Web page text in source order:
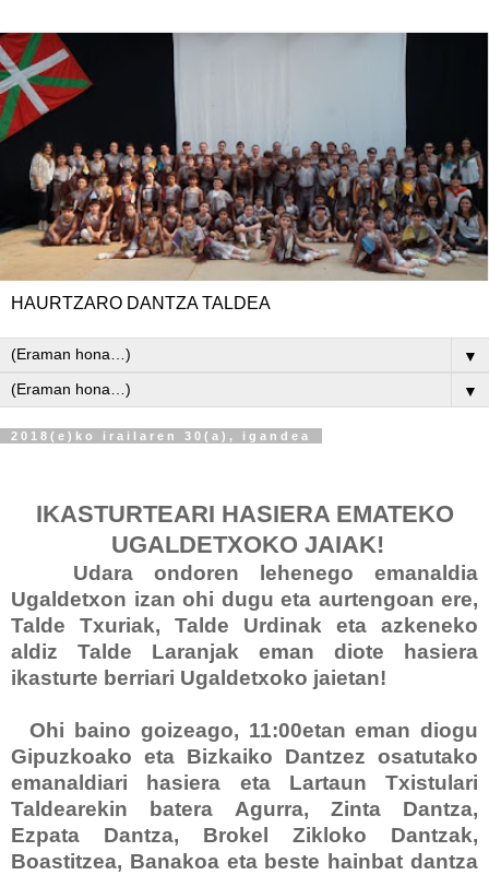
HAURTZARO DANTZA TALDEA
▼
▼
2018(e)ko irailaren 30(a), igandea
IKASTURTEARI HASIERA EMATEKO
UGALDETXOKO JAIAK!
Udara ondoren lehenego emanaldia
Ugaldetxon izan ohi dugu eta aurtengoan ere,
Talde Txuriak, Talde Urdinak eta azkeneko
aldiz Talde Laranjak eman diote hasiera
ikasturte berriari Ugaldetxoko jaietan!
Ohi baino goizeago, 11:00etan eman diogu
Gipuzkoako eta Bizkaiko Dantzez osatutako
emanaldiari hasiera eta Lartaun Txistulari
Taldearekin batera Agurra, Zinta Dantza,
Ezpata Dantza, Brokel Zikloko Dantzak,
Boastitzea, Banakoa eta beste hainbat dantza